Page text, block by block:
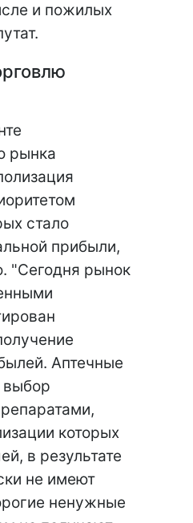
и пожилых
рынка
стало
прибыли,
"Сегодня рынок
Аптечные
выбор
которых
в результате
не имеют
ненужные